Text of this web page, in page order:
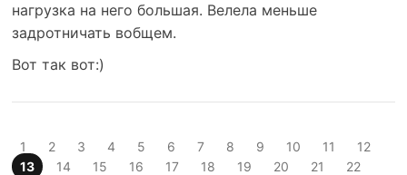
нагрузка на него большая. Велела меньше
задротничать вобщем.
Вот так вот:)
1 2 3 4 5 6 7 8 9 10 11
12
13
14 15 16 17 18 19 20 21
22